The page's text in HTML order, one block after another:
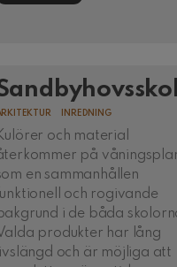
INREDNING
och material
på
en sammanhållen
och rogivande
i de båda
produkter har lång
livslängd och är möjliga att